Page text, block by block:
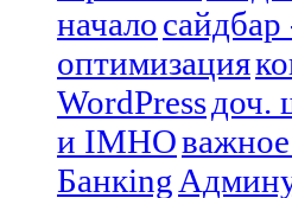
начало
оптимизация
WordPressдоч.
и IMHO
Банкing